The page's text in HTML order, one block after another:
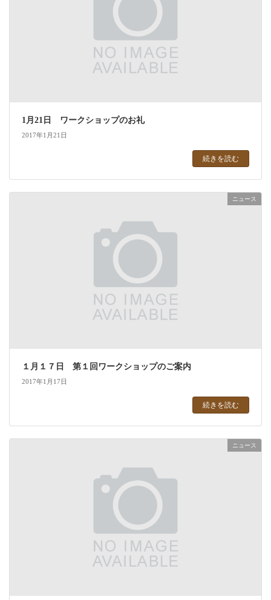
1月21日 ワークショップのお礼
2017年1月21日
続きを読む
ニュース
１月１７日 第１回ワークショップのご案内
2017年1月17日
続きを読む
ニュース